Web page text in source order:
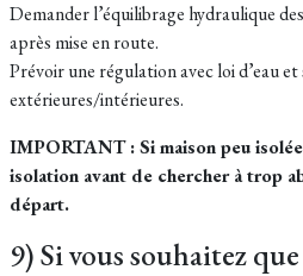
Demander l’équilibrage hydraulique
après mise en route.
Prévoir une régulation avec loi d’eau et
extérieures/intérieures.
IMPORTANT : Si maison peu
isolation avant de chercher à trop
départ.
9) Si vous souhaitez